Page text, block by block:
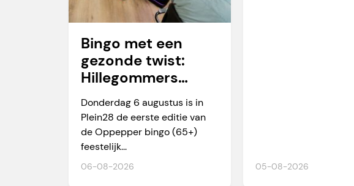
06-08-2026
Bingo met een
gezonde twist:
Hillegommers
winnen meer dan
alleen een prijs
Donderdag 6 augustus is in
Plein28 de eerste editie van
de Oppepper bingo (65+)
feestelijk...
05-08-2026